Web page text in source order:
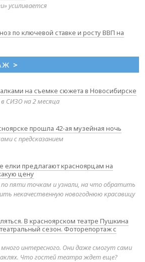
усиливается
по ключевой ставке и росту ВВП на
>
на съемке сюжета в Новосибирске
СИЗО на 2 месяца
прошла 42-ая музейная ночь
с предсказанием
елки предлагают красноярцам на
цену
по пяти точкам и узнали, на что обратить
некачественную новогоднюю красавицу
В красноярском театре Пушкина
сезон. Фоторепортаж с
интересного. Они даже смогут сами
Что гостей театра ждет еще?